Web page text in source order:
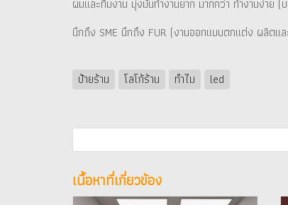
ผมและทีมงาน มุ่งมั่นทำงานยาก มากกว่า ทำงานง่าย (
นึกถึง SME นึกถึง FUR (งานออกแบบตกแต่ง ผลิตแ
ป้ายร้าน โลโก้ร้าน ทำไม led
เนื้อหาที่เกี่ยวข้อง